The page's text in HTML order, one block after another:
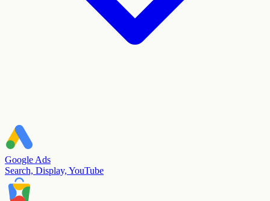
Google Ads
Search, Display, YouTube